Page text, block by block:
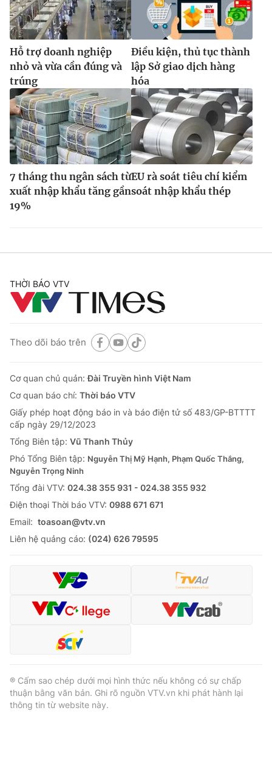
Hỗ trợ doanh nghiệp
nhỏ và vừa cần đúng và
trúng
Điều kiện, thủ tục thành
lập Sở giao dịch hàng
hóa
7 tháng thu ngân sách từ
xuất nhập khẩu tăng gần
19%
EU rà soát tiêu chí kiểm
soát nhập khẩu thép
THỜI BÁO VTV
Theo dõi báo trên
Cơ quan chủ quản:Đài Truyền hình Việt Nam
Cơ quan báo chí: Thời báo VTV
Giấy phép hoạt động báo in và báo điện tử số 483/GP-BTTTT
cấp ngày 29/12/2023
Tổng Biên tập: Vũ Thanh Thủy
Phó Tổng Biên tập: Nguyễn Thị Mỹ Hạnh, Phạm Quốc Thắng,
Nguyễn Trọng Ninh
Tổng đài VTV: 024.38 355 931 - 024.38 355 932
Ðiện thoại Thời báo VTV: 0988 671 671
Email: toasoan@vtv.vn
Liên hệ quảng cáo: (024) 626 79595
® Cấm sao chép dưới mọi hình thức nếu không có sự chấp
thuận bằng văn bản. Ghi rõ nguồn VTV.vn khi phát hành lại
thông tin từ website này.